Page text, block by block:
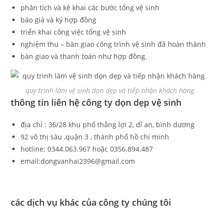
phân tích và kê khai các bước tổng vệ sinh
báo giá và ký hợp đồng
triển khai công việc tổng vệ sinh
nghiệm thu – bàn giao công trình vệ sinh đã hoàn thành
bàn giao và thanh toán như hợp đồng.
quy trình làm vệ sinh dọn dẹp và tiếp nhận khách hàng
thông tin liên hệ công ty dọn dẹp vệ sinh
địa chỉ : 36/28 khu phố thắng lợi 2, dĩ an, bình dương
92 võ thị sáu ,quận 3 , thành phố hồ chí minh
hotline: 0344.063.967 hoặc 0356.894.487
email:dongvanhai2396@gmail.com
các dịch vụ khác của công ty chúng tôi